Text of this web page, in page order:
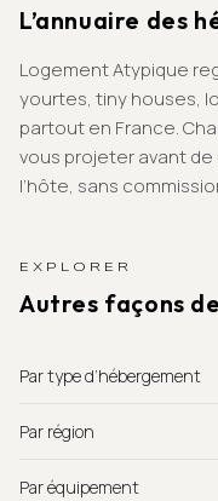
L’annuaire des
Logement Atypique
yourtes, tiny houses,
partout en France.
vous projeter avant
l’hôte, sans
EXPLORER
Autres façons
Par type d’hébergement
Par région
Par équipement